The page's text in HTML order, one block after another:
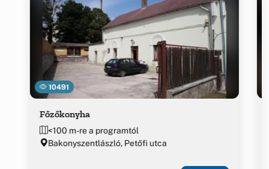
10491
Főzőkonyha
<100 m-re a programtól
Bakonyszentlászló, Petőfi utca